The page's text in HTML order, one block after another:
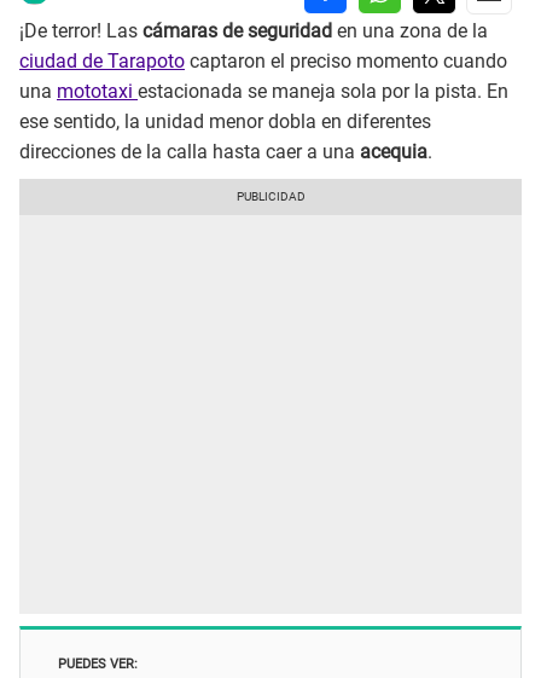
¡De terror! Las cámaras de seguridad en una zona de la
ciudad de Tarapoto captaron el preciso momento cuando
una mototaxi estacionada se maneja sola por la pista. En
ese sentido, la unidad menor dobla en diferentes
direcciones de la calla hasta caer a una acequia.
PUEDES VER: